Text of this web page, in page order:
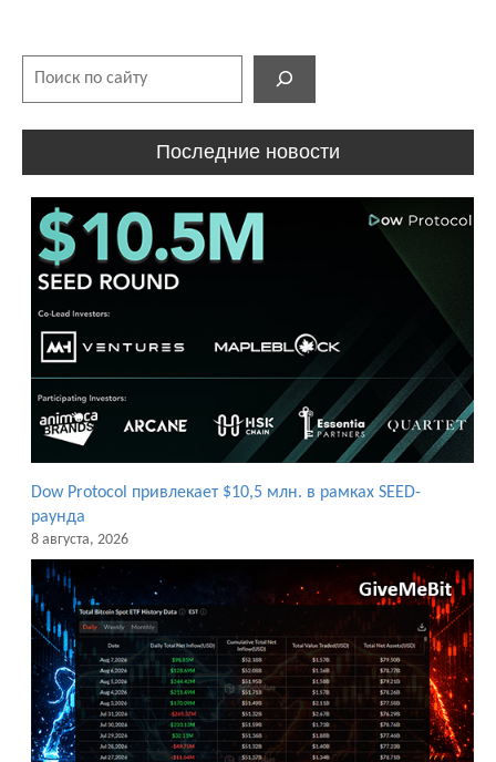
Последние новости
Dow Protocol привлекает $10,5 млн. в рамках SEED-
раунда
8 августа, 2026